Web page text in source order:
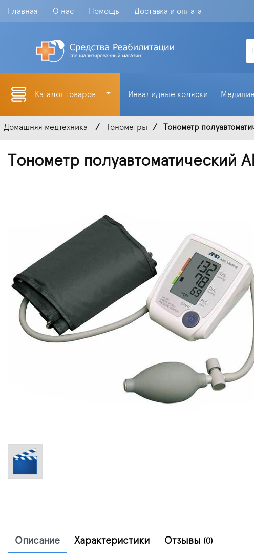
Главная О нас Помощь Доставка и оплата
Каталог товаров Инвалидные коляски
Домашняя медтехника Тонометры Тонометр
Тонометр полуавтоматический
Описание Характеристики Отзывы (0)